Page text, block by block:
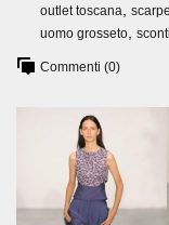
outlet toscana,
uomo grosseto,
Commenti (0)